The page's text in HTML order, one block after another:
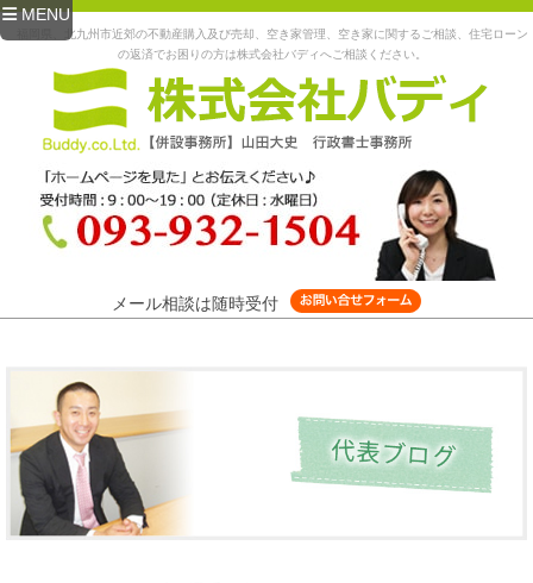
MENU
福岡県、北九州市近郊の不動産購入及び売却、空き家管理、空き家に関するご相談、住宅ローン
の返済でお困りの方は株式会社バディへご相談ください。
メール相談は随時受付